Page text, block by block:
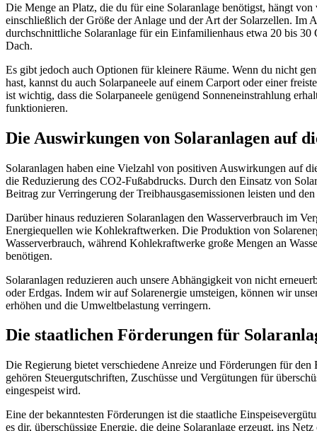
Die Menge an Platz, die du für eine Solaranlage benötigst, hängt von
einschließlich der Größe der Anlage und der Art der Solarzellen. Im
durchschnittliche Solaranlage für ein Einfamilienhaus etwa 20 bis 30
Dach.
Es gibt jedoch auch Optionen für kleinere Räume. Wenn du nicht
hast, kannst du auch Solarpaneele auf einem Carport oder einer
ist wichtig, dass die Solarpaneele genügend Sonneneinstrahlung
funktionieren.
Die Auswirkungen von Solaranlagen auf
Solaranlagen haben eine Vielzahl von positiven Auswirkungen auf
die Reduzierung des CO2-Fußabdrucks. Durch den Einsatz von
Beitrag zur Verringerung der Treibhausgasemissionen leisten und
Darüber hinaus reduzieren Solaranlagen den Wasserverbrauch im
Energiequellen wie Kohlekraftwerken. Die Produktion von
Wasserverbrauch, während Kohlekraftwerke große Mengen an
benötigen.
Solaranlagen reduzieren auch unsere Abhängigkeit von nicht
oder Erdgas. Indem wir auf Solarenergie umsteigen, können wir
erhöhen und die Umweltbelastung verringern.
Die staatlichen Förderungen für
Die Regierung bietet verschiedene Anreize und Förderungen für den
gehören Steuergutschriften, Zuschüsse und Vergütungen für
eingespeist wird.
Eine der bekanntesten Förderungen ist die staatliche
es dir, überschüssige Energie, die deine Solaranlage erzeugt, ins